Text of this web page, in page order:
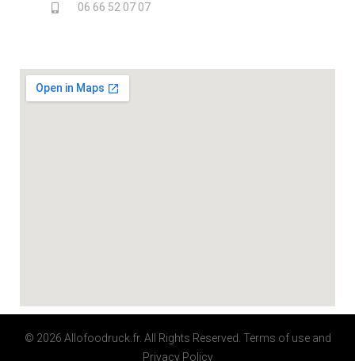
06 66 52 07 07
© 2026 Allofoodruck.fr. All Rights Reserved. Terms of useand
Privacy Policy